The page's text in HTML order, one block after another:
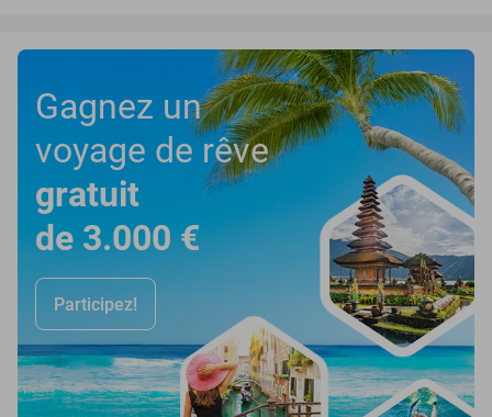
Gagnez un
voyage de rêve
gratuit
de 3.000 €
Participez!